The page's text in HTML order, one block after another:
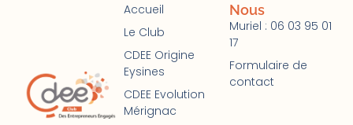
Accueil
Le Club
CDEE Origine
Eysines
CDEE Evolution
Mérignac
Nous
Muriel : 06 03 95 01
17
Formulaire de
contact